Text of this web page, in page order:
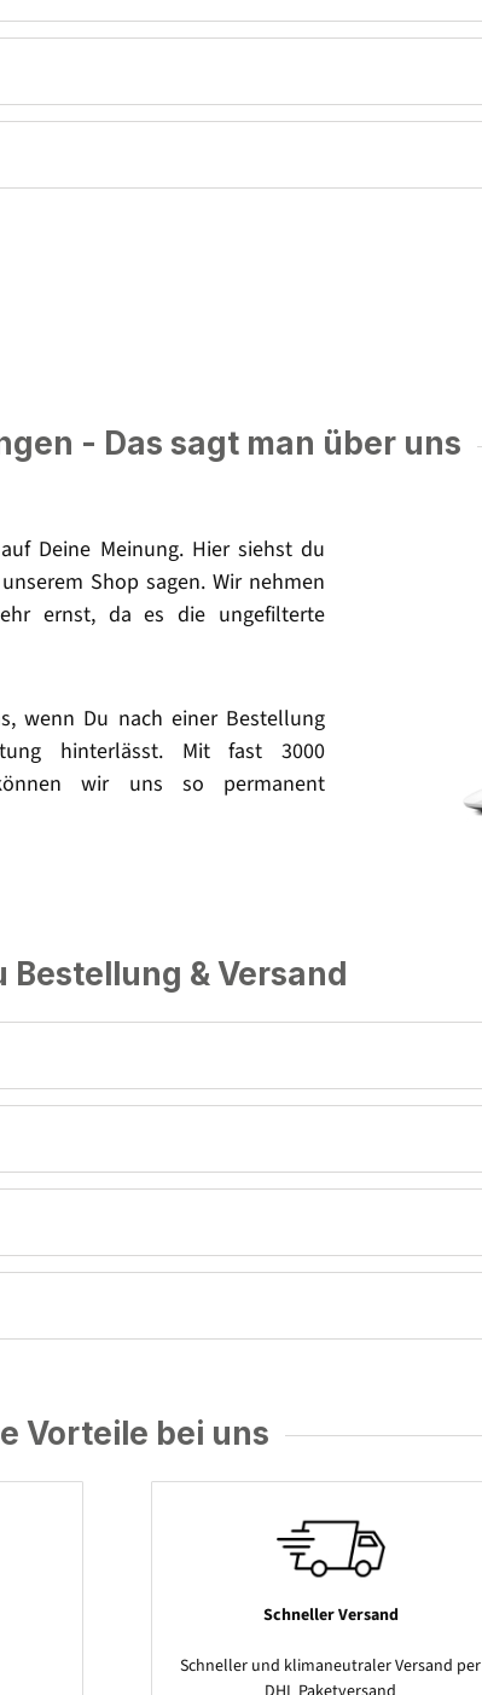
- Das sagt man über uns
Deine Meinung. Hier siehst du
Shop sagen. Wir nehmen
ernst, da es die ungefilterte
wenn Du nach einer Bestellung
hinterlässt. Mit fast 3000
wir uns so permanent
Bestellung & Versand
Vorteile bei uns
Schneller Versand
Schneller und klimaneutraler Versand per